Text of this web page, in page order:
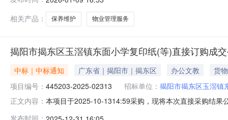
相关产品：
保养维护 物业管理服务
揭阳市揭东区玉滘镇东面小学复印纸(等)直接订购成
中标｜中标通知 广东省｜揭阳市｜揭东区 办公文教
货物
项目编号： 445203-2025-02313 招标单位： 揭阳市揭东区玉滘镇
正文内容： 本项目于2025-10-1314:59采购，现将本次直接采购结